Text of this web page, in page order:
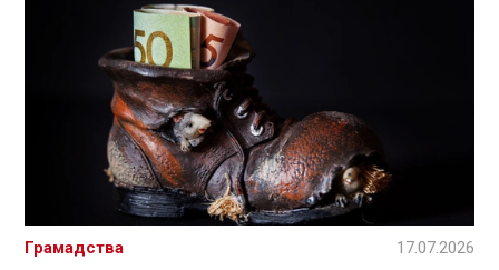
Грамадства 17.07.2026